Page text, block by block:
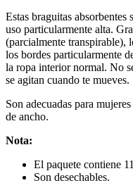
Estas braguitas
uso particularmente alta.
(parcialmente transpirable),
los bordes particularmente
la ropa interior normal. No
se agitan cuando te mueves.
Son adecuadas para
de ancho.
Nota:
El paquete contiene
Son desechables.